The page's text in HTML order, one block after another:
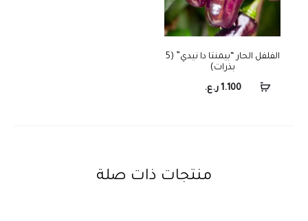
الفلفل الحار “بيمنتا دا نيدي” (5
بذرات)
1.100 ر.ع.
منتجات ذات صلة